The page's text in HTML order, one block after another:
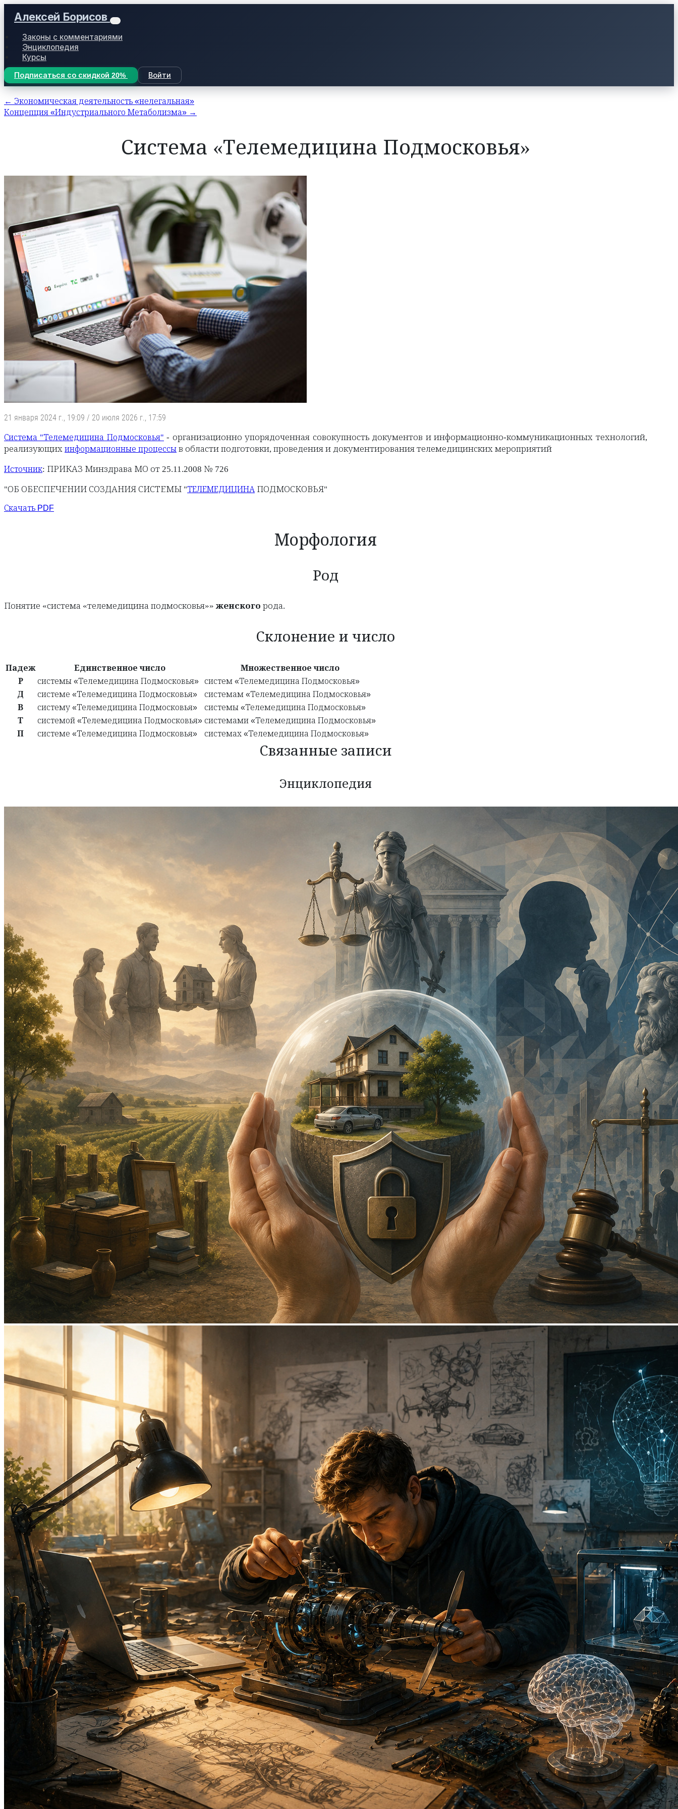
Алексей Борисов
Законы с комментариями
Энциклопедия
Курсы
Подписаться со скидкой 20% Войти
← Экономическая деятельность «нелегальная»
Концепция «Индустриального Метаболизма» →
Система «Телемедицина Подмосковья»
21 января 2024 г., 19:09 / 20 июля 2026 г., 17:59
Система "Телемедицина Подмосковья" - организационно упорядоченная совокупность документов и информационно-коммуникационных технологий,
реализующих информационные процессы в области подготовки, проведения и документирования телемедицинских мероприятий
Источник: ПРИКАЗ Минздрава МО от 25.11.2008 № 726
"ОБ ОБЕСПЕЧЕНИИ СОЗДАНИЯ СИСТЕМЫ "ТЕЛЕМЕДИЦИНА ПОДМОСКОВЬЯ"
Скачать PDF
Морфология
Род
Понятие «система «телемедицина подмосковья»»женского рода.
Склонение и число
Падеж Единственное число
Множественное число
Р
системы «Телемедицина Подмосковья»
систем «Телемедицина Подмосковья»
Д
системе «Телемедицина Подмосковья»
системам «Телемедицина Подмосковья»
В
систему «Телемедицина Подмосковья»
системы «Телемедицина Подмосковья»
Т
системой «Телемедицина Подмосковья» системами «Телемедицина Подмосковья»
П
системе «Телемедицина Подмосковья» системах «Телемедицина Подмосковья»
Связанные записи
Энциклопедия